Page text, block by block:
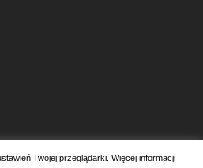
Twojej przeglądarki. Więcej informacji